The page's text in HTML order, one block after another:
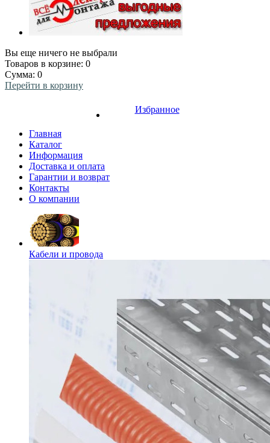
Вы еще ничего не выбрали
Товаров в корзине: 0
Сумма: 0
Перейти в корзину
Избранное
Главная
Каталог
Информация
Доставка и оплата
Гарантии и возврат
Контакты
О компании
Кабели и провода